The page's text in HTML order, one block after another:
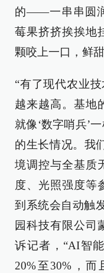
的——一串串圆
莓果挤挤挨挨地
颗咬上一口，鲜
“有了现代农业
越来越高。基地
就像‘数字哨兵’
的生长情况。我
境调控与全基质
度、光照强度等
到系统会自动触
园科技有限公司
诉记者，“AI智
20%至30%，